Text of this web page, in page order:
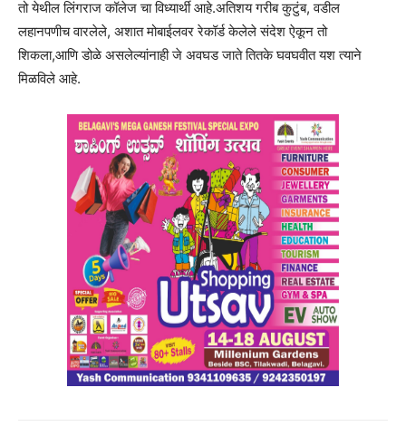
तो येथील लिंगराज कॉलेज चा विध्यार्थी आहे.अतिशय गरीब कुटुंब, वडील
लहानपणीच वारलेले, अशात मोबाईलवर रेकॉर्ड केलेले संदेश ऐकून तो
शिकला,आणि डोळे असलेल्यांनाही जे अवघड जाते तितके घवघवीत यश त्याने
मिळविले आहे.